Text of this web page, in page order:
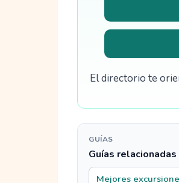
El directorio te
GUÍAS
Guías
Mejores